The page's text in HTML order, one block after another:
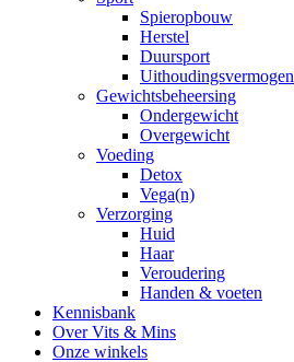
Spieropbouw
Herstel
Duursport
Uithoudingsvermogen
Gewichtsbeheersing
Ondergewicht
Overgewicht
Voeding
Detox
Vega(n)
Verzorging
Huid
Haar
Veroudering
Handen & voeten
Kennisbank
Over Vits & Mins
Onze winkels